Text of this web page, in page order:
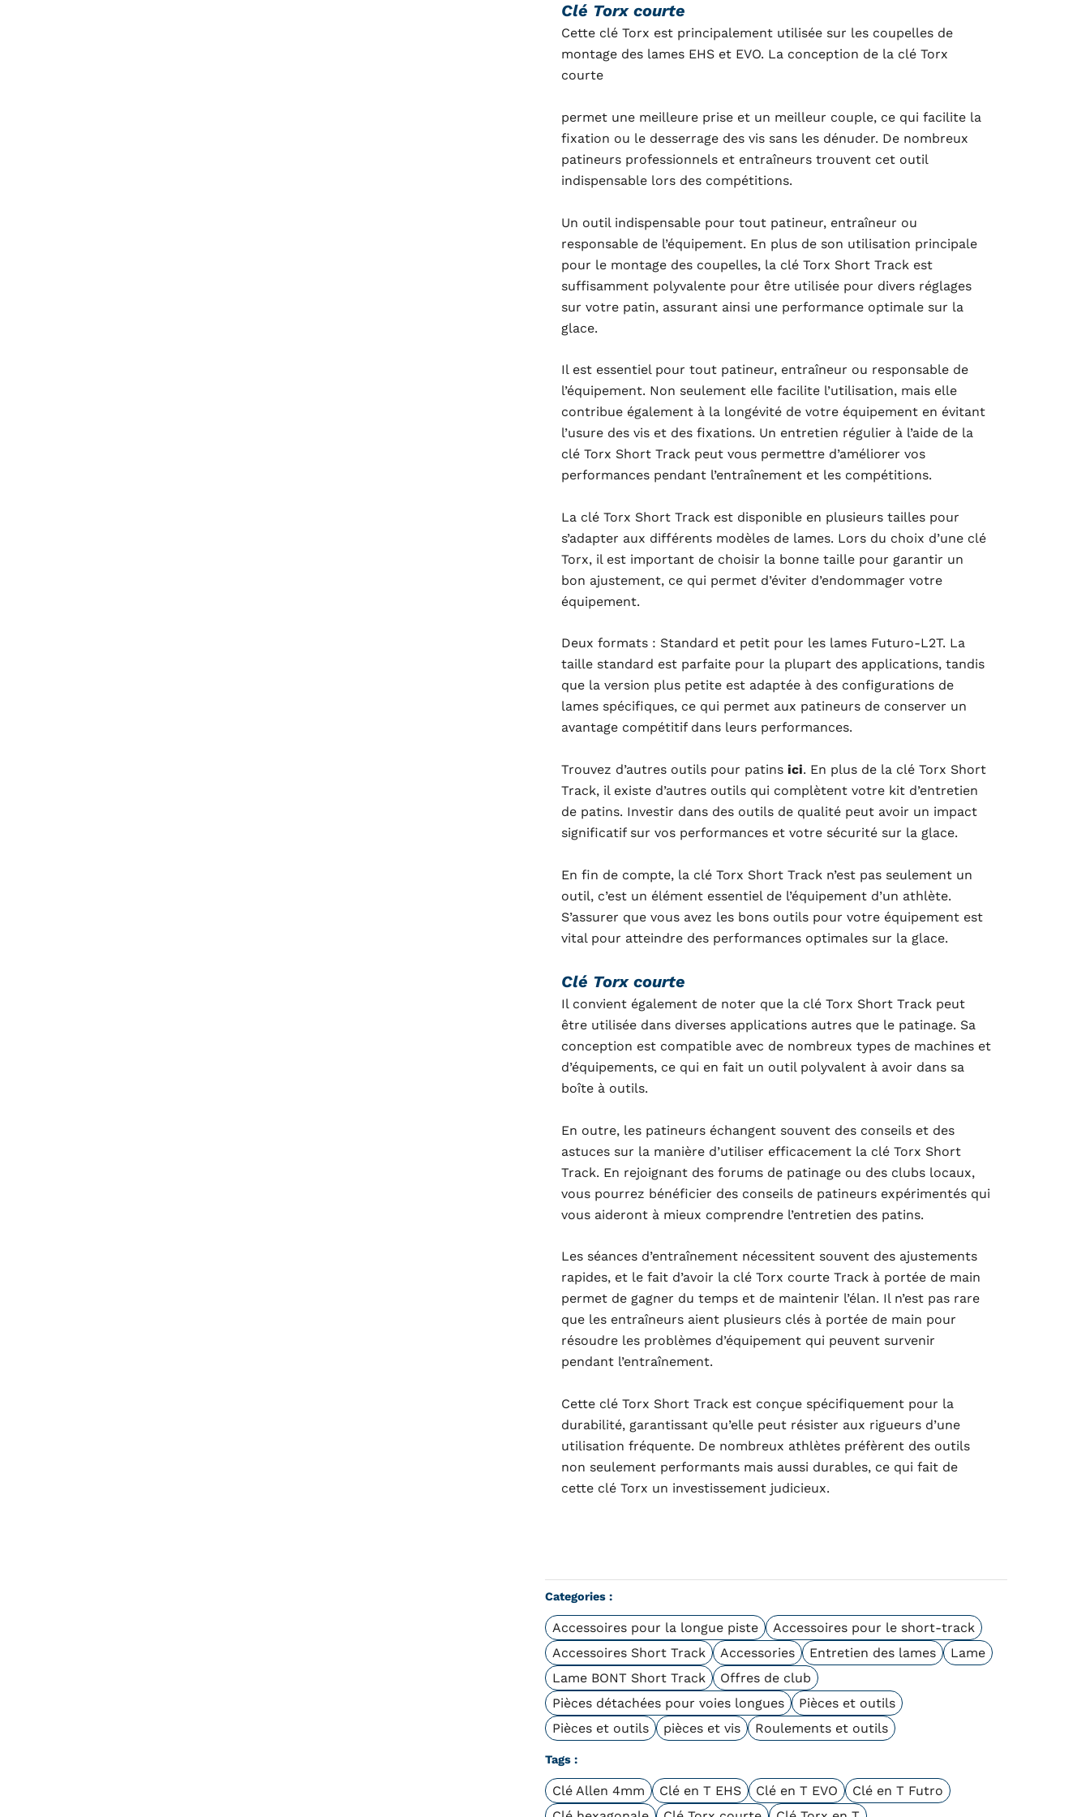
Clé Torx courte
Cette clé Torx est principalement utilisée sur les coupelles de
montage des lames EHS et EVO. La conception de la clé Torx
courte
permet une meilleure prise et un meilleur couple, ce qui facilite la
fixation ou le desserrage des vis sans les dénuder. De nombreux
patineurs professionnels et entraîneurs trouvent cet outil
indispensable lors des compétitions.
Un outil indispensable pour tout patineur, entraîneur ou
responsable de l’équipement. En plus de son utilisation principale
pour le montage des coupelles, la clé Torx Short Track est
suffisamment polyvalente pour être utilisée pour divers réglages
sur votre patin, assurant ainsi une performance optimale sur la
glace.
Il est essentiel pour tout patineur, entraîneur ou responsable de
l’équipement. Non seulement elle facilite l’utilisation, mais elle
contribue également à la longévité de votre équipement en évitant
l’usure des vis et des fixations. Un entretien régulier à l’aide de la
clé Torx Short Track peut vous permettre d’améliorer vos
performances pendant l’entraînement et les compétitions.
La clé Torx Short Track est disponible en plusieurs tailles pour
s’adapter aux différents modèles de lames. Lors du choix d’une clé
Torx, il est important de choisir la bonne taille pour garantir un
bon ajustement, ce qui permet d’éviter d’endommager votre
équipement.
Deux formats : Standard et petit pour les lames Futuro-L2T. La
taille standard est parfaite pour la plupart des applications, tandis
que la version plus petite est adaptée à des configurations de
lames spécifiques, ce qui permet aux patineurs de conserver un
avantage compétitif dans leurs performances.
Trouvez d’autres outils pour patins ici. En plus de la clé Torx Short
Track, il existe d’autres outils qui complètent votre kit d’entretien
de patins. Investir dans des outils de qualité peut avoir un impact
significatif sur vos performances et votre sécurité sur la glace.
En fin de compte, la clé Torx Short Track n’est pas seulement un
outil, c’est un élément essentiel de l’équipement d’un athlète.
S’assurer que vous avez les bons outils pour votre équipement est
vital pour atteindre des performances optimales sur la glace.
Clé Torx courte
Il convient également de noter que la clé Torx Short Track peut
être utilisée dans diverses applications autres que le patinage. Sa
conception est compatible avec de nombreux types de machines et
d’équipements, ce qui en fait un outil polyvalent à avoir dans sa
boîte à outils.
En outre, les patineurs échangent souvent des conseils et des
astuces sur la manière d’utiliser efficacement la clé Torx Short
Track. En rejoignant des forums de patinage ou des clubs locaux,
vous pourrez bénéficier des conseils de patineurs expérimentés qui
vous aideront à mieux comprendre l’entretien des patins.
Les séances d’entraînement nécessitent souvent des ajustements
rapides, et le fait d’avoir la clé Torx courte Track à portée de main
permet de gagner du temps et de maintenir l’élan. Il n’est pas rare
que les entraîneurs aient plusieurs clés à portée de main pour
résoudre les problèmes d’équipement qui peuvent survenir
pendant l’entraînement.
Cette clé Torx Short Track est conçue spécifiquement pour la
durabilité, garantissant qu’elle peut résister aux rigueurs d’une
utilisation fréquente. De nombreux athlètes préfèrent des outils
non seulement performants mais aussi durables, ce qui fait de
cette clé Torx un investissement judicieux.
Categories :
Accessoires pour la longue piste
Accessoires pour le short-track
Accessoires Short Track
Accessories Entretien des lames
Lame
Lame BONT Short Track
Offres de club
Pièces détachées pour voies longues
Pièces et outils
Pièces et outils
pièces et vis Roulements et outils
Tags :
Clé Allen 4mm Clé en T EHS Clé en T EVO
Clé en T Futro